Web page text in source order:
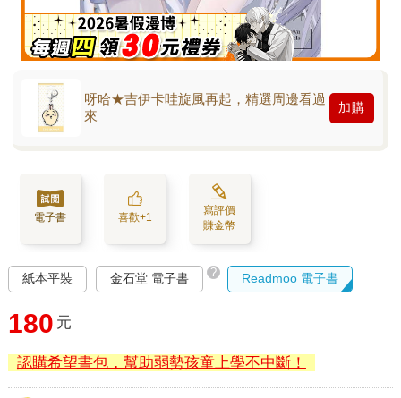
呀哈★吉伊卡哇旋風再起，精選周邊看過
來
加購
電子書 喜歡+1
寫評價
賺金幣
紙本平裝 金石堂 電子書 ? Readmoo 電子書
180 元
認購希望書包，幫助弱勢孩童上學不中斷！